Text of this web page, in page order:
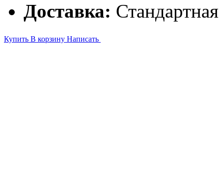
Доставка:
Купить В корзину Написать